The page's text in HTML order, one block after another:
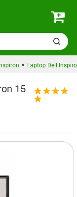
Laptop Dell
15